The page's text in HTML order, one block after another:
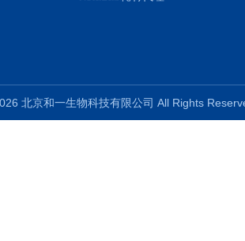
北京和一生物科技有限公司 All Rights